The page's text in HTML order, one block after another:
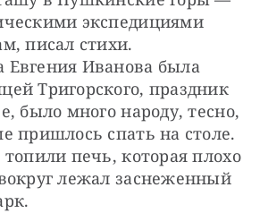
экспедициями
писал стихи.
Евгения Иванова была
Тригорского, праздник
было много народу, тесно,
пришлось спать на столе.
печь, которая плохо
лежал заснеженный